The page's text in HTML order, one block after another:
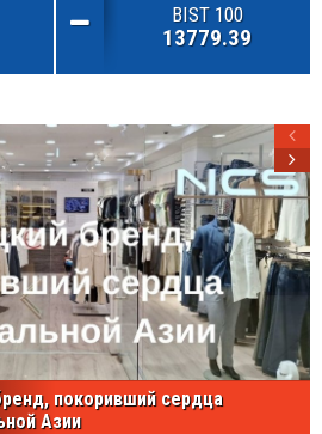
BIST 100
13779.39
покоривший сердца
Азии